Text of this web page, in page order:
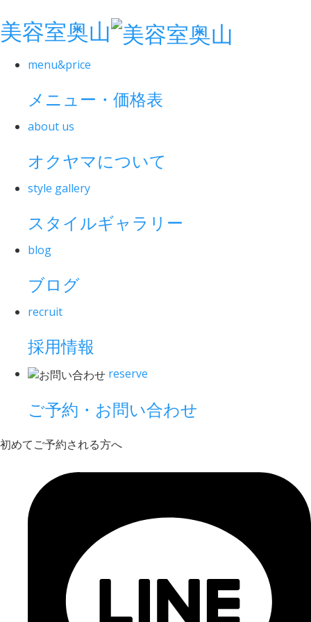
美容室奥山
menu&price
メニュー・価格表
about us
オクヤマについて
style gallery
スタイルギャラリー
blog
ブログ
recruit
採用情報
reserve
ご予約・お問い合わせ
初めてご予約される方へ